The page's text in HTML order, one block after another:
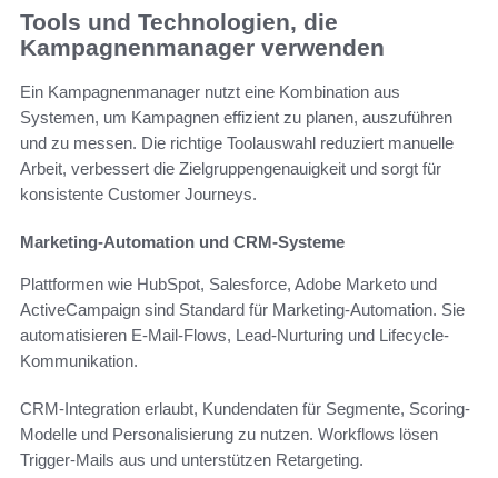
Tools und Technologien, die
Kampagnenmanager verwenden
Ein Kampagnenmanager nutzt eine Kombination aus
Systemen, um Kampagnen effizient zu planen, auszuführen
und zu messen. Die richtige Toolauswahl reduziert manuelle
Arbeit, verbessert die Zielgruppengenauigkeit und sorgt für
konsistente Customer Journeys.
Marketing-Automation und CRM-Systeme
Plattformen wie HubSpot, Salesforce, Adobe Marketo und
ActiveCampaign sind Standard für Marketing-Automation. Sie
automatisieren E‑Mail-Flows, Lead-Nurturing und Lifecycle-
Kommunikation.
CRM-Integration erlaubt, Kundendaten für Segmente, Scoring-
Modelle und Personalisierung zu nutzen. Workflows lösen
Trigger-Mails aus und unterstützen Retargeting.